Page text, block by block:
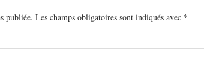
publiée. Les champs obligatoires sont indiqués avec *